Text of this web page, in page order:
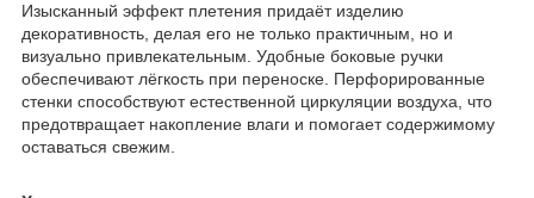
Изысканный эффект плетения придаёт изделию
декоративность, делая его не только практичным, но и
визуально привлекательным. Удобные боковые ручки
обеспечивают лёгкость при переноске. Перфорированные
стенки способствуют естественной циркуляции воздуха, что
предотвращает накопление влаги и помогает содержимому
оставаться свежим.